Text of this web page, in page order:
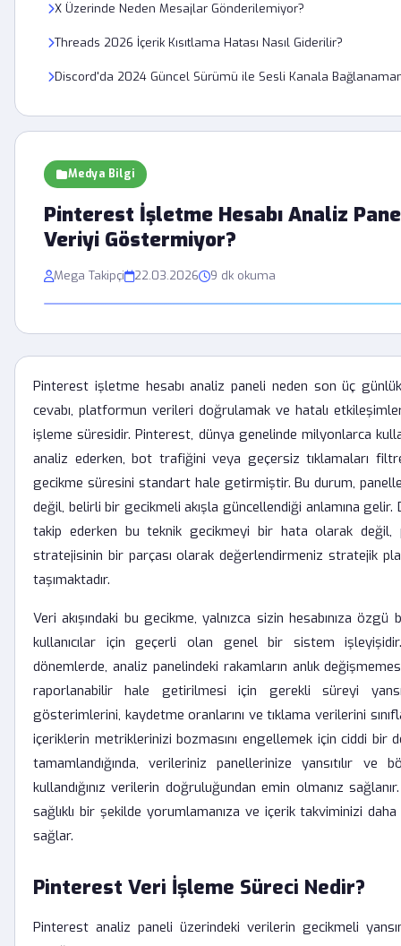
Medya Bilgi
Pinterest İşletme Hesabı Analiz
Veriyi Göstermiyor?
Mega Takipçi 22.03.2026 9 dk okuma
Pinterest işletme hesabı analiz paneli neden son üç
cevabı, platformun verileri doğrulamak ve hatalı
işleme süresidir. Pinterest, dünya genelinde milyonlarca
analiz ederken, bot trafiğini veya geçersiz tıklamaları
gecikme süresini standart hale getirmiştir. Bu durum,
değil, belirli bir gecikmeli akışla güncellendiği anlamına gelir.
takip ederken bu teknik gecikmeyi bir hata olarak
stratejisinin bir parçası olarak değerlendirmeniz stratejik
taşımaktadır.
Veri akışındaki bu gecikme, yalnızca sizin hesabınıza
kullanıcılar için geçerli olan genel bir sistem
dönemlerde, analiz panelindeki rakamların anlık
raporlanabilir hale getirilmesi için gerekli süreyi
gösterimlerini, kaydetme oranlarını ve tıklama verilerini
içeriklerin metriklerinizi bozmasını engellemek için ciddi bir
tamamlandığında, verileriniz panellerinize yansıtılır
kullandığınız verilerin doğruluğundan emin olmanız
sağlıklı bir şekilde yorumlamanıza ve içerik takviminizi
sağlar.
Pinterest Veri İşleme Süreci Nedir?
Pinterest analiz paneli üzerindeki verilerin gecikmeli
X Üzerinde Neden Mesajlar Gönderilemiyor?
Threads 2026 İçerik Kısıtlama Hatası Nasıl Giderilir?
Discord'da 2024 Güncel Sürümü ile Sesli Kanala